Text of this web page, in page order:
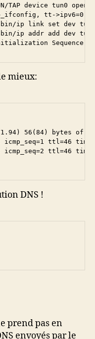
TAP device tun0 opened
tt->ipv6=0,
ip link set dev tun0
ip addr add dev
mieux:
56(84) bytes of
ttl=46
ttl=46
DNS !
prend pas en
envoyés par le